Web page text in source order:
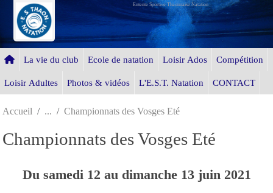
Entente Sportive Thaonnaise Natation
La vie du club Ecole de natation Loisir Ados Compétition
Loisir Adultes Photos & vidéos L'E.S.T. Natation CONTACT
Accueil Championnats des Vosges Eté
Championnats des Vosges Eté
Du samedi 12 au dimanche 13 juin 2021
Panneau de gestion des cookies